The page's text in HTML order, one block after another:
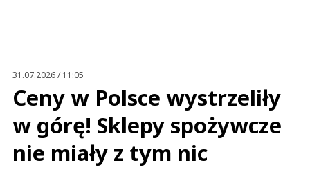
31.07.2026 / 11:05
Ceny w Polsce wystrzeliły
w górę! Sklepy spożywcze
nie miały z tym nic